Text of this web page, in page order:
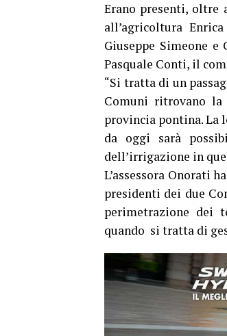
Erano presenti, oltre
all’agricoltura
Giuseppe Simeone
Pasquale Conti, il
“Si tratta di un
Comuni ritrovano
provincia pontina. La
da oggi sarà
dell’irrigazione in
L’assessora Onorati
presidenti dei due
perimetrazione dei
quando si tratta di